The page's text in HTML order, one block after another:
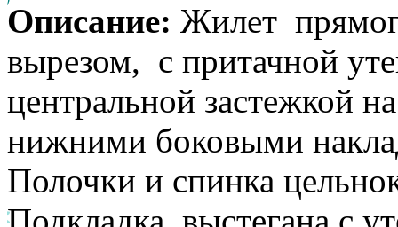
Описание: Жилет
вырезом, с притачной
центральной застежкой
нижними боковыми
Полочки и спинка